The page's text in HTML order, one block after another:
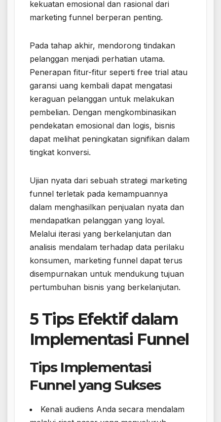
kekuatan emosional dan rasional dari
marketing funnel berperan penting.
Pada tahap akhir, mendorong tindakan
pelanggan menjadi perhatian utama.
Penerapan fitur-fitur seperti free trial atau
garansi uang kembali dapat mengatasi
keraguan pelanggan untuk melakukan
pembelian. Dengan mengkombinasikan
pendekatan emosional dan logis, bisnis
dapat melihat peningkatan signifikan dalam
tingkat konversi.
Ujian nyata dari sebuah strategi marketing
funnel terletak pada kemampuannya
dalam menghasilkan penjualan nyata dan
mendapatkan pelanggan yang loyal.
Melalui iterasi yang berkelanjutan dan
analisis mendalam terhadap data perilaku
konsumen, marketing funnel dapat terus
disempurnakan untuk mendukung tujuan
pertumbuhan bisnis yang berkelanjutan.
5 Tips Efektif dalam
Implementasi Funnel
Tips Implementasi
Funnel yang Sukses
Kenali audiens Anda secara mendalam